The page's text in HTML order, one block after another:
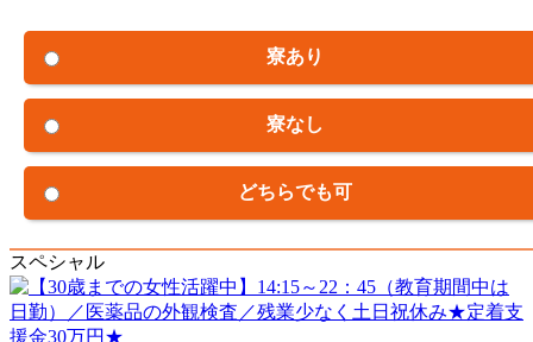
寮あり
寮なし
どちらでも可
スペシャル